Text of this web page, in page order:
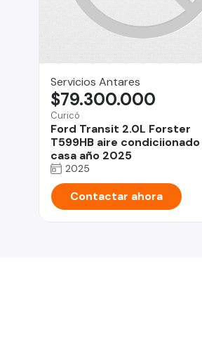
Servicios Antares
Curicó
Ford Transit 2.0L Forster
T599HB aire
casa año 2025
$79.300.000
2025
Contactar ahora